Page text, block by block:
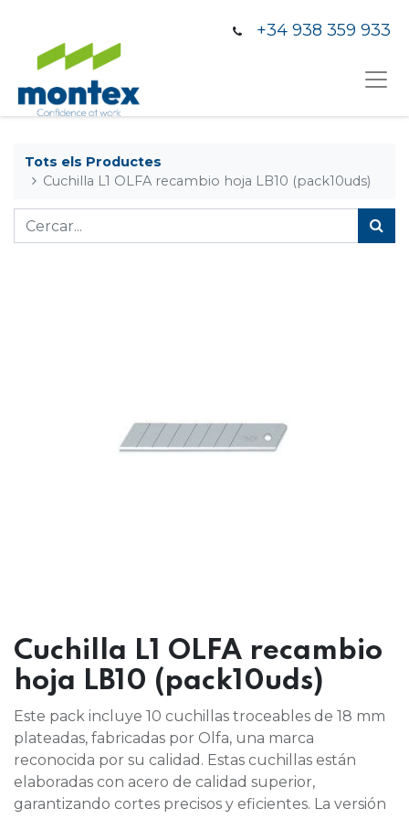
+34 938 359 933
Tots els Productes
Cuchilla L1 OLFA recambio hoja LB10 (pack10uds)
Cuchilla L1 OLFA recambio
hoja LB10 (pack10uds)
Este pack incluye 10 cuchillas troceables de 18 mm
plateadas, fabricadas por Olfa, una marca
reconocida por su calidad. Estas cuchillas están
elaboradas con acero de calidad superior,
garantizando cortes precisos y eficientes. La versión